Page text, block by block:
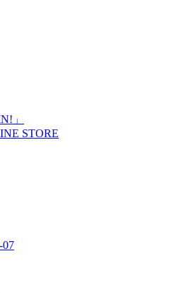
」
STORE
07